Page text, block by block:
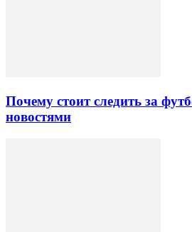
Почему стоит следить за
новостями